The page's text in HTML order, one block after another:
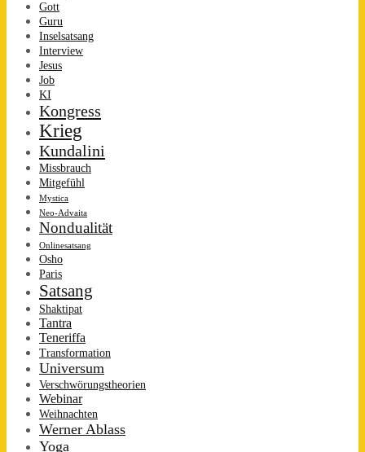
Gott
Guru
Inselsatsang
Interview
Jesus
Job
KI
Kongress
Krieg
Kundalini
Missbrauch
Mitgefühl
Mystica
Neo-Advaita
Nondualität
Onlinesatsang
Osho
Paris
Satsang
Shaktipat
Tantra
Teneriffa
Transformation
Universum
Verschwörungstheorien
Webinar
Weihnachten
Werner Ablass
Yoga